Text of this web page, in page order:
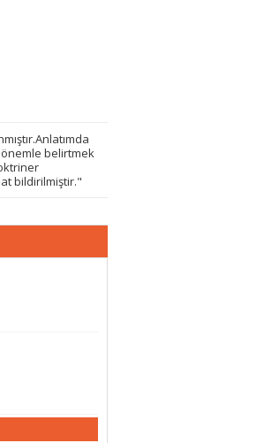
önemle belirtmek
bildirilmiştir."